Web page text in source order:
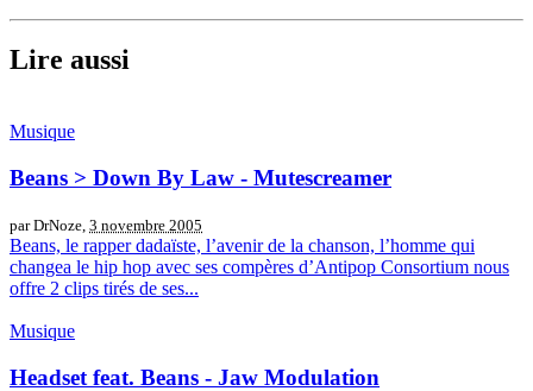
Lire aussi
Musique
Beans > Down By Law - Mutescreamer
par DrNoze, 3 novembre 2005
Beans, le rapper dadaïste, l’avenir de la chanson, l’homme qui
changea le hip hop avec ses compères d’Antipop Consortium nous
offre 2 clips tirés de ses...
Musique
Headset feat. Beans - Jaw Modulation